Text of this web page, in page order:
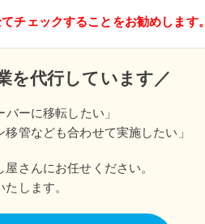
チェックすることをお勧めします。
を代行しています／
ーに移転したい」
管なども合わせて実施したい」
さんにお任せください。
します。